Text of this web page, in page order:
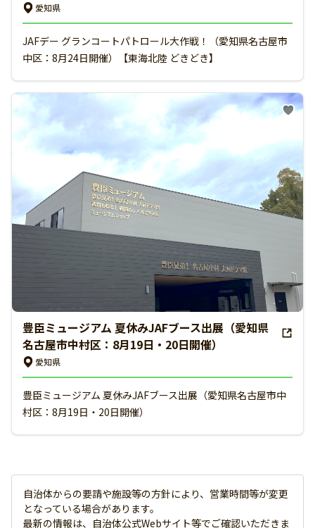
愛知県
JAFデー グランコートパトロール大作戦！（愛知県名古屋市
中区：8月24日開催）【東海北陸 どきどき】
豊臣ミュージアム 夏休みJAFブース出展（愛知県
名古屋市中村区：8月19日・20日開催）
愛知県
豊臣ミュージアム 夏休みJAFブース出展（愛知県名古屋市中
村区：8月19日・20日開催）
自治体からの要請や施設等の方針により、営業時間等が変更
となっている場合があります。
最新の情報は、自治体公式Webサイト等でご確認いただきま